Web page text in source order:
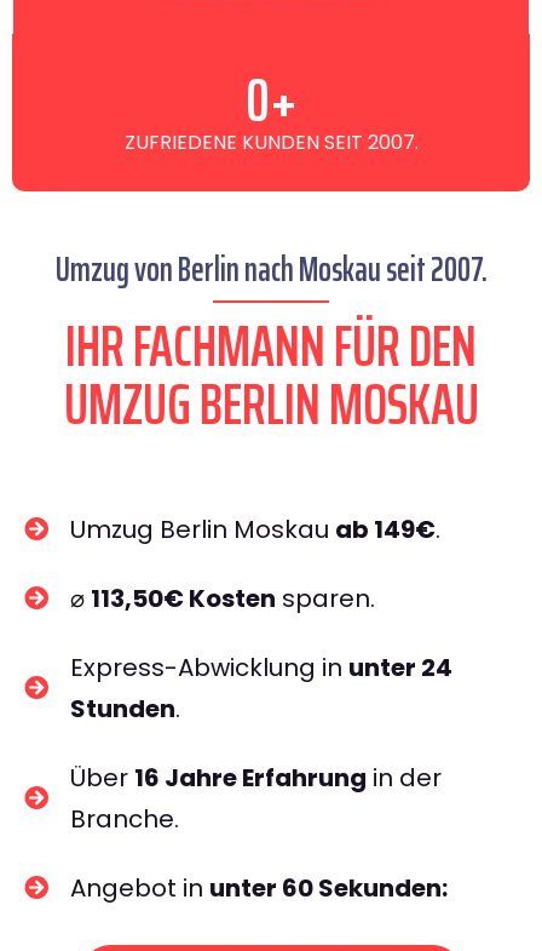
ZUFRIEDENE KUNDEN SEIT 2007.
0+
Umzug von Berlin nach Moskau seit 2007.
IHR FACHMANN FÜR DEN
UMZUG BERLIN MOSKAU
Umzug Berlin Moskau ab 149€.
⌀ 113,50€ Kosten sparen.
Express-Abwicklung in unter 24
Stunden.
Über 16 Jahre Erfahrung in der
Branche.
Angebot in unter 60 Sekunden: